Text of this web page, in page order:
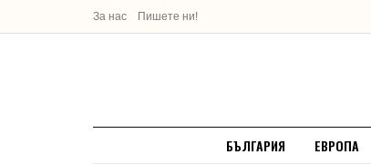
За нас Пишете ни!
БЪЛГАРИЯ ЕВРОПА